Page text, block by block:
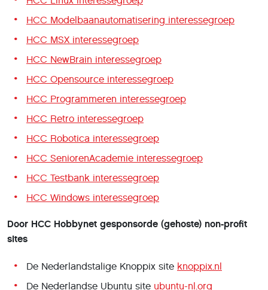
HCC Modelbaanautomatisering interessegroep
HCC MSX interessegroep
HCC NewBrain interessegroep
HCC Opensource interessegroep
HCC Programmeren interessegroep
HCC Retro interessegroep
HCC Robotica interessegroep
HCC SeniorenAcademie interessegroep
HCC Testbank interessegroep
HCC Windows interessegroep
Door HCC Hobbynet gesponsorde (gehoste) non-profit
sites
De Nederlandstalige Knoppix site knoppix.nl
De Nederlandse Ubuntu site ubuntu-nl.org